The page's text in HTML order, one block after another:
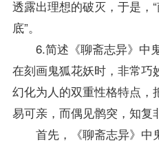
透露出理想的破灭，于是，
底”。
6.简述《聊斋志异》中
在刻画鬼狐花妖时，非常巧
幻化为人的双重性格特点，
易可亲，而偶见鹘突，知复
首先，《聊斋志异》中